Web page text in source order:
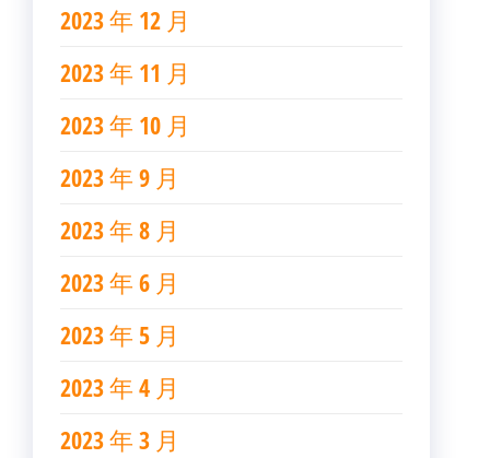
2023 年 12 月
2023 年 11 月
2023 年 10 月
2023 年 9 月
2023 年 8 月
2023 年 6 月
2023 年 5 月
2023 年 4 月
2023 年 3 月